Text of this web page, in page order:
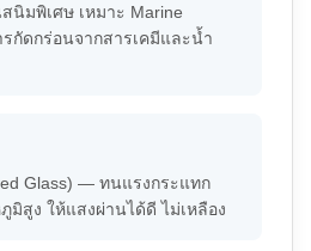
นิมพิเศษ เหมาะ Marine
กัดกร่อนจากสารเคมีและน้ำ
Glass) — ทนแรงกระแทก
สูง ให้แสงผ่านได้ดี ไม่เหลือง